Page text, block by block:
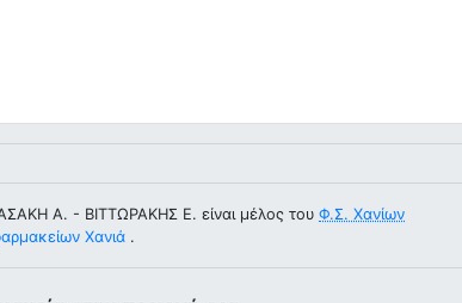
Α. - ΒΙΤΤΩΡΑΚΗΣ Ε. είναι μέλος του Φ.Σ. Χανίων
Χανιά .